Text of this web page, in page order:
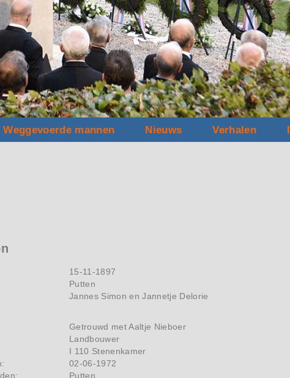
Weggevoerde mannen Nieuws Verhalen
15-11-1897
Putten
Jannes Simon en Jannetje Delorie
Getrouwd met Aaltje Nieboer
Landbouwer
I 110 Stenenkamer
02-06-1972
Putten